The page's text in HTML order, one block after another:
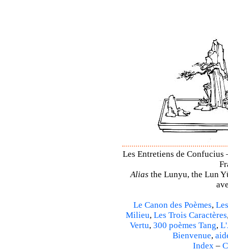
Les Entretiens de
Alias the Lunyu, the Lun
Le Canon des Poèmes,
Milieu, Les Trois Caractères
Vertu, 300 poèmes Tang,
Bienvenue,
Index –